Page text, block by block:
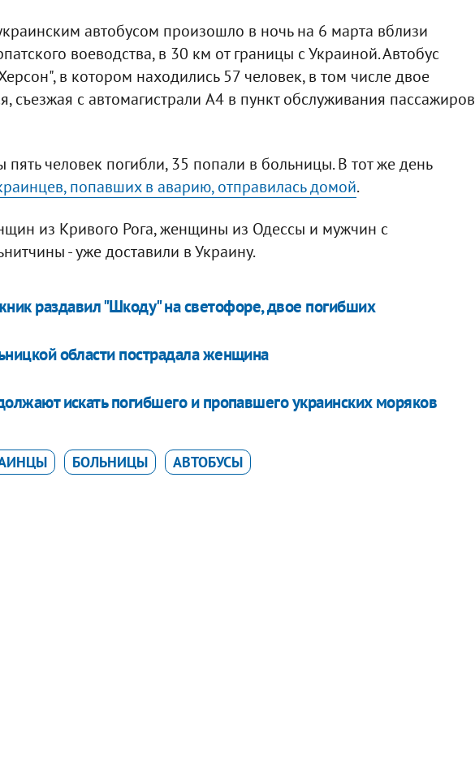
автобусом произошло в ночь на 6 марта вблизи
воеводства, в 30 км от границы с Украиной. Автобус
в котором находились 57 человек, в том числе двое
съезжая с автомагистрали A4 в пункт обслуживания пассажиров
пять человек погибли, 35 попали в больницы. В тот же день
попавших в аварию, отправилась домой.
из Кривого Рога, женщины из Одессы и мужчин с
- уже доставили в Украину.
раздавил "Шкоду" на светофоре, двое погибших
области пострадала женщина
искать погибшего и пропавшего украинских моряков
БОЛЬНИЦЫ АВТОБУСЫ